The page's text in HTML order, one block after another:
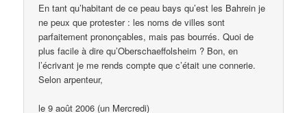
En tant qu’habitant de ce peau bays qu’est les Bahrein je
ne peux que protester : les noms de villes sont
parfaitement prononçables, mais pas bourrés. Quoi de
plus facile à dire qu’Oberschaeffolsheim ? Bon, en
l’écrivant je me rends compte que c’était une connerie.
Selon arpenteur,
le 9 août 2006 (un Mercredi)